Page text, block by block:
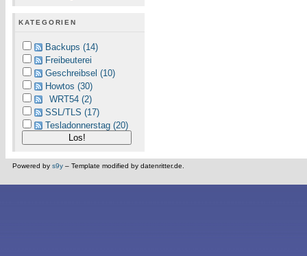
KATEGORIEN
Backups (14)
Freibeuterei
Geschreibsel (10)
Howtos (30)
WRT54 (2)
SSL/TLS (17)
Tesladonnerstag (20)
Powered by s9y – Template modified by datenritter.de.